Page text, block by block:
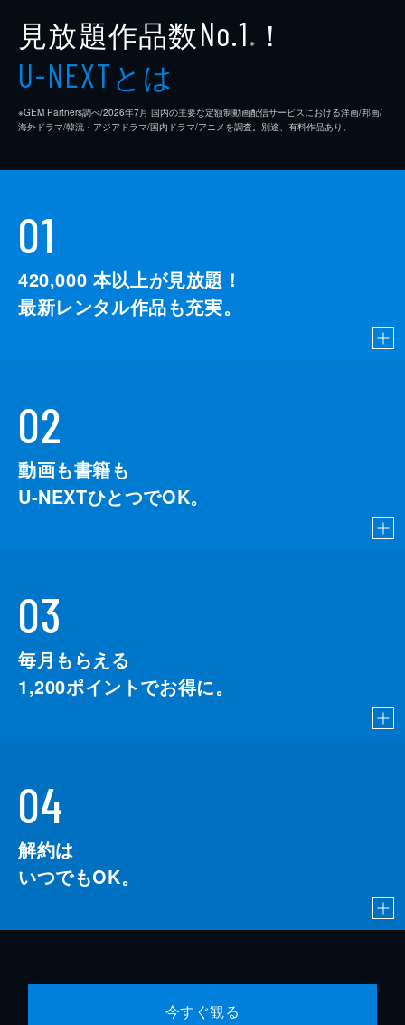
見放題作品数No.1 ※ ！
U-NEXTとは
※GEM Partners調べ/2026年7⽉ 国内の主要な定額制動画配信サービスにおける洋画/邦画/
海外ドラマ/韓流・アジアドラマ/国内ドラマ/アニメを調査。別途、有料作品あり。
01
420,000 本以上が見放題！
最新レンタル作品も充実。
02
動画も書籍も
U-NEXTひとつでOK。
03
毎月もらえる
1,200ポイントでお得に。
04
解約は
いつでもOK。
今すぐ観る